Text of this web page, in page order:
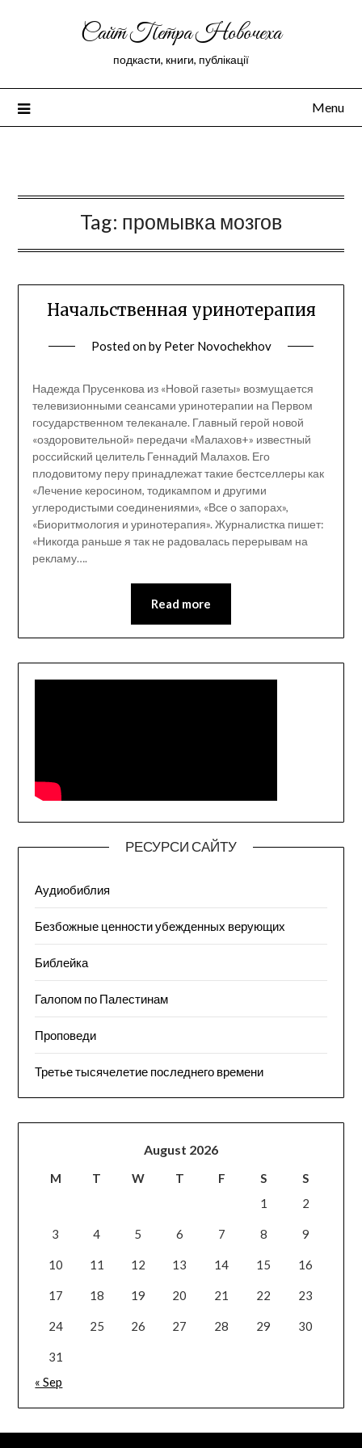
Сайт Петра Новочеха
подкасти, книги, публікації
Menu
Tag: промывка мозгов
Начальственная уринотерапия
Posted onby Peter Novochekhov
Надежда Прусенкова из «Новой газеты» возмущается
телевизионными сеансами уринотерапии на Первом
государственном телеканале. Главный герой новой
«оздоровительной» передачи «Малахов+» известный
российский целитель Геннадий Малахов. Его
плодовитому перу принадлежат такие бестселлеры как
«Лечение керосином, тодикампом и другими
углеродистыми соединениями», «Все о запорах»,
«Биоритмология и уринотерапия». Журналистка пишет:
«Никогда раньше я так не радовалась перерывам на
рекламу….
Read more
РЕСУРСИ САЙТУ
Аудиобиблия
Безбожные ценности убежденных верующих
Библейка
Галопом по Палестинам
Проповеди
Третье тысячелетие последнего времени
August 2026
M T W T F S
S
1
2
3 4 5 6 7 8 9
10 11 12 13 14 15 16
17 18 19 20 21 22 23
24 25 26 27 28 29 30
31
« Sep